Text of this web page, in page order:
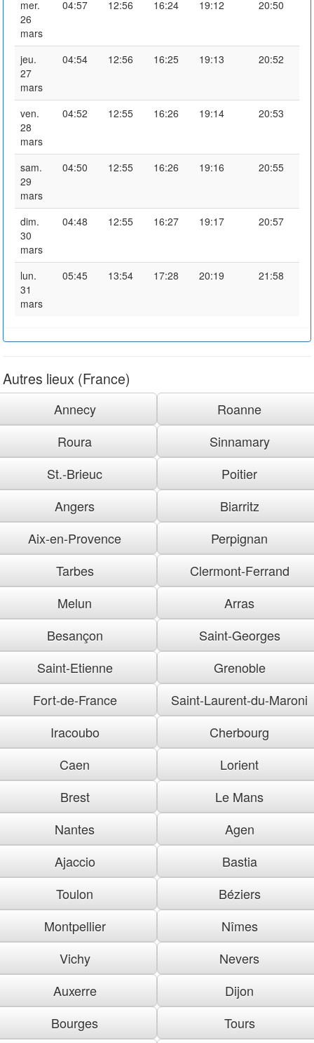
mer.
26
mars
04:57 12:56 16:24 19:12 20:50
jeu.
27
mars
04:54 12:56 16:25 19:13 20:52
ven.
28
mars
04:52 12:55 16:26 19:14 20:53
sam.
29
mars
04:50 12:55 16:26 19:16 20:55
dim.
30
mars
04:48 12:55 16:27 19:17 20:57
lun.
31
mars
05:45 13:54 17:28 20:19 21:58
Autres lieux (France)
Annecy
Roanne
Roura
Sinnamary
St.-Brieuc
Poitier
Angers
Biarritz
Aix-en-Provence
Perpignan
Tarbes
Clermont-Ferrand
Melun
Arras
Besançon
Saint-Georges
Saint-Etienne
Grenoble
Fort-de-France
Saint-Laurent-du-Maroni
Iracoubo
Cherbourg
Caen
Lorient
Brest
Le Mans
Nantes
Agen
Ajaccio
Bastia
Toulon
Béziers
Montpellier
Nîmes
Vichy
Nevers
Auxerre
Dijon
Bourges
Tours